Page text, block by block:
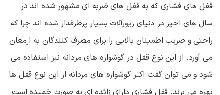
قفل های فشاری که به قفل های ضربه ای مشهور شده اند در
سال های اخیر در دنیای زیورآلات بسیار پرطرفدار شده اند چرا که
راحتی و ضریب اطمینان بالایی را برای مصرف کنندگان به ارمغان
می آورد. از این نوع قفل در گوشواره های مردانه نیز استفاده می
شود و می توان گفت اکثر گوشواره های مردانه از این نوع قفل ها
بهره می برند. قفل فشاری دارای زائده ای به صورت خمیده است